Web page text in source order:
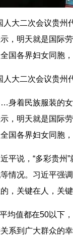
大二次会议贵州
，明天就是国际
国各界妇女同胞
大二次会议贵州
着民族服装的女
，明天就是国际
国各界妇女同胞
说，“多彩贵州”
情况。习近平强
，关键在人，关
值都在50以下
系到广大群众的